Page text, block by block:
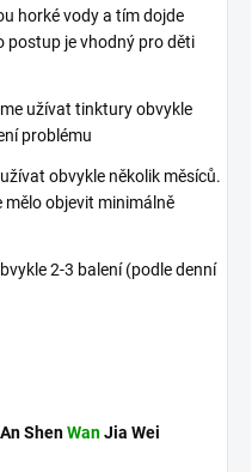
horké vody a tím dojde
postup je vhodný pro děti
užívat tinktury obvykle
problému
obvykle několik měsíců.
mělo objevit minimálně
2-3 balení (podle denní
An ShenWanJia Wei